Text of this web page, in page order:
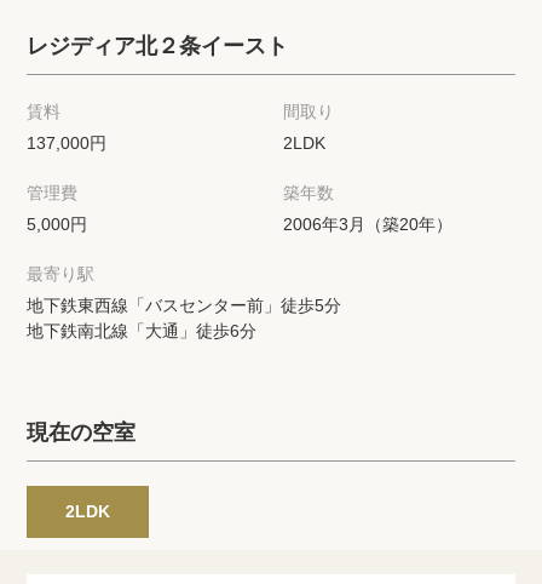
店舗紹介
希望条件を伝えてプロに探してもらう
来店予約
高級賃貸物件コラム
プライバシーポリシー
商標について
レジディア北２条イースト
賃料
137,000円
間取り
2LDK
管理費
5,000円
築年数
2006年3月（築20年）
最寄り駅
地下鉄東西線「バスセンター前」徒歩5分
地下鉄南北線「大通」徒歩6分
現在の空室
2LDK